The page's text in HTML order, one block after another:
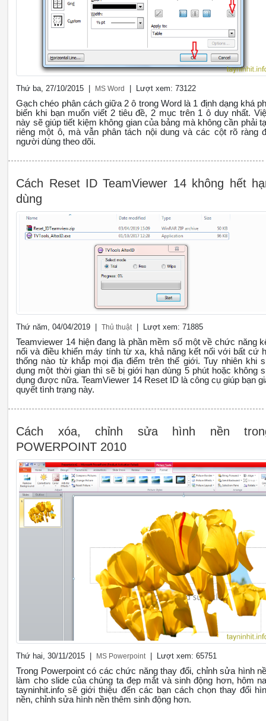
Thứ ba, 27/10/2015 | MS Word | Lượt xem: 73122
Gạch chéo phân cách giữa 2 ô trong Word là 1 định dạng khá
biến khi bạn muốn viết 2 tiêu đề, 2 mục trên 1 ô duy nhất.
này sẽ giúp tiết kiệm không gian của bảng mà không cần phải
riêng một ô, mà vẫn phân tách nội dung và các cột rõ ràng
người dùng theo dõi.
Cách Reset ID TeamViewer 14 không hết
dùng
Thứ năm, 04/04/2019 |Thủ thuật | Lượt xem: 71885
Teamviewer 14 hiện đang là phần mềm số một về chức năng
nối và điều khiển máy tính từ xa, khả năng kết nối với bất cứ
thống nào từ khắp mọi địa điểm trên thế giới. Tuy nhiên khi
dụng một thời gian thì sẽ bị giới hạn dùng 5 phút hoặc không
dụng được nữa. TeamViewer 14 Reset ID là công cụ giúp bạn
quyết tình trạng này.
Cách xóa, chỉnh sửa hình nền
POWERPOINT 2010
Thứ hai, 30/11/2015 | MS Powerpoint | Lượt xem: 65751
Trong Powerpoint có các chức năng thay đổi, chỉnh sửa hình
làm cho slide của chúng ta đẹp mắt và sinh động hơn, hôm
tayninhit.info sẽ giới thiệu đến các bạn cách chọn thay đổi
nền, chỉnh sửa hình nền thêm sinh động hơn.